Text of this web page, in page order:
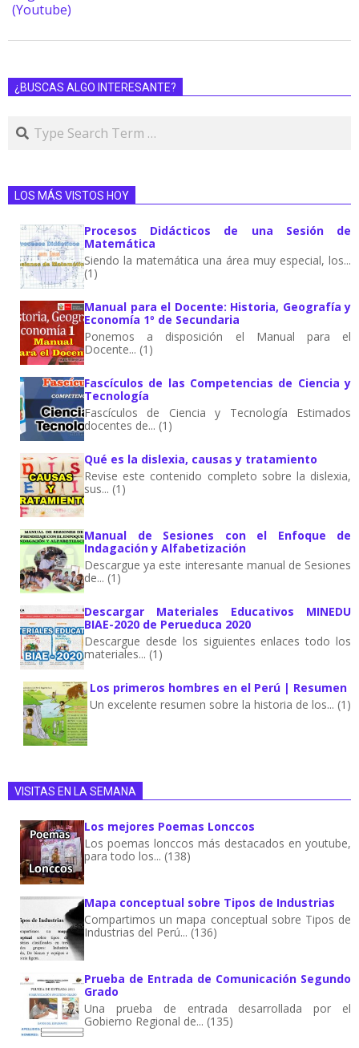
(Youtube)
¿BUSCAS ALGO INTERESANTE?
LOS MÁS VISTOS HOY
Procesos Didácticos de una Sesión de
Matemática
Siendo la matemática una área muy especial, los...
(1)
Manual para el Docente: Historia, Geografía y
Economía 1º de Secundaria
Ponemos a disposición el Manual para el
Docente... (1)
Fascículos de las Competencias de Ciencia y
Tecnología
Fascículos de Ciencia y Tecnología Estimados
docentes de... (1)
Qué es la dislexia, causas y tratamiento
Revise este contenido completo sobre la dislexia,
sus... (1)
Manual de Sesiones con el Enfoque de
Indagación y Alfabetización
Descargue ya este interesante manual de Sesiones
de... (1)
Descargar Materiales Educativos MINEDU
BIAE-2020 de Perueduca 2020
Descargue desde los siguientes enlaces todo los
materiales... (1)
Los primeros hombres en el Perú | Resumen
Un excelente resumen sobre la historia de los... (1)
VISITAS EN LA SEMANA
Los mejores Poemas Lonccos
Los poemas lonccos más destacados en youtube,
para todo los... (138)
Mapa conceptual sobre Tipos de Industrias
Compartimos un mapa conceptual sobre Tipos de
Industrias del Perú... (136)
Prueba de Entrada de Comunicación Segundo
Grado
Una prueba de entrada desarrollada por el
Gobierno Regional de... (135)